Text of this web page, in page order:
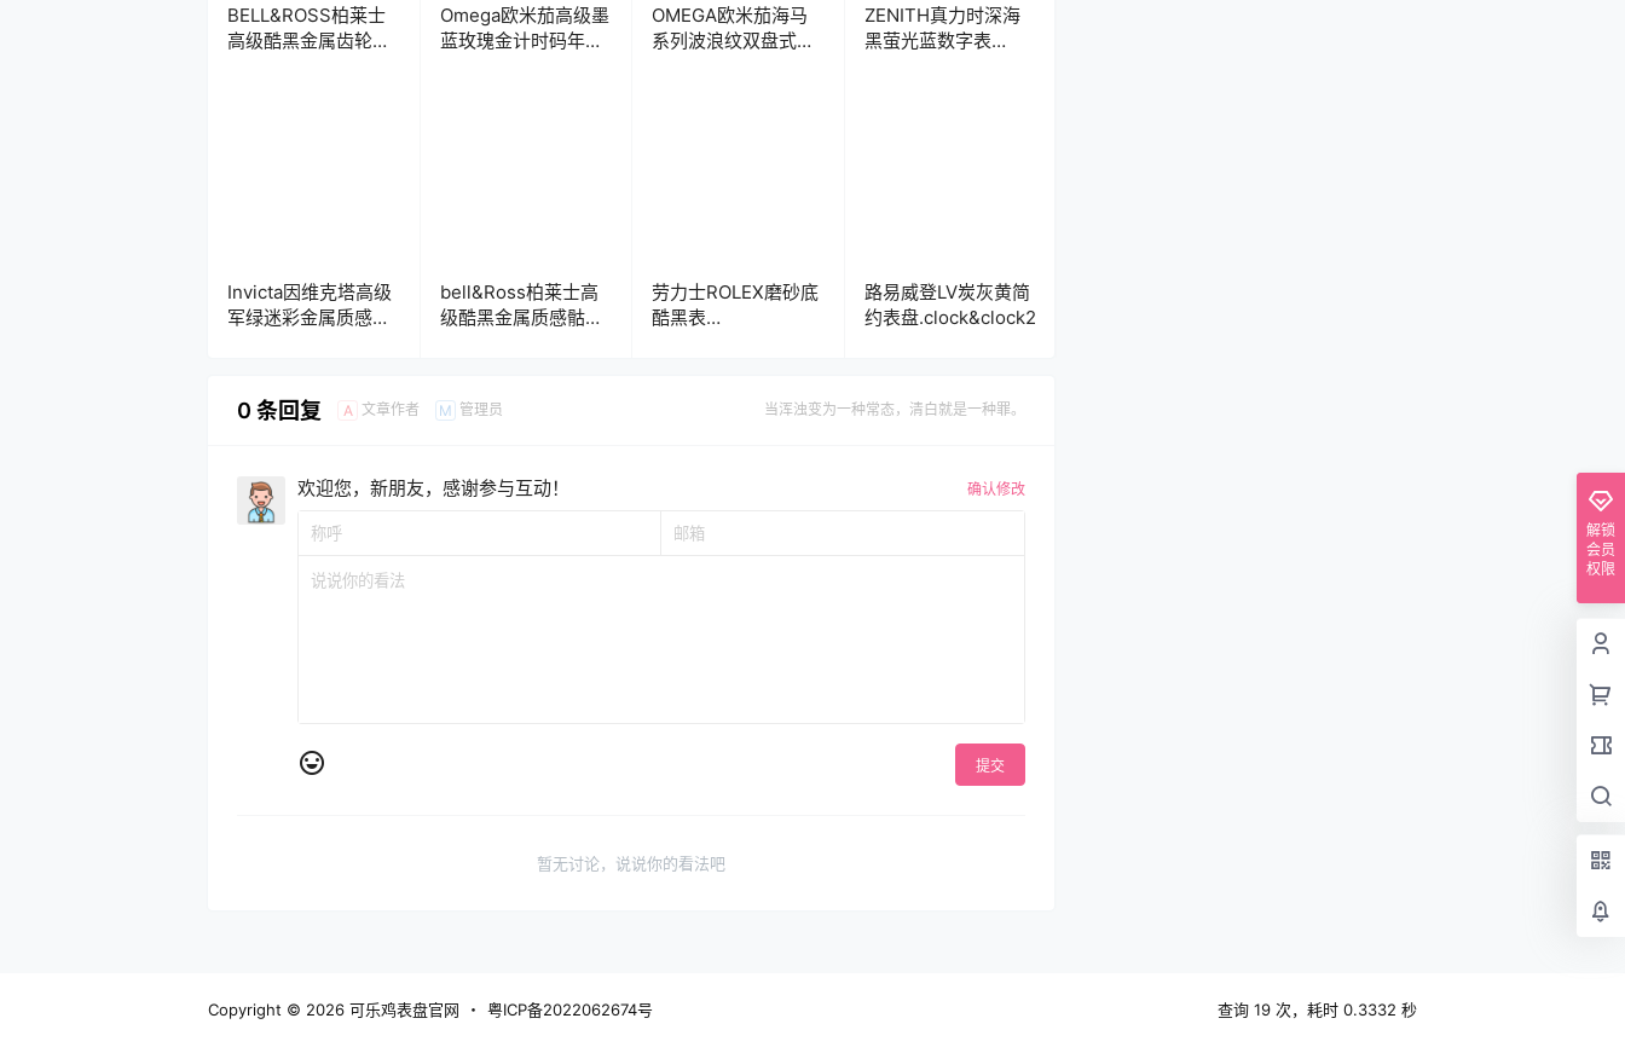
BELL&ROSS柏莱士
高级酷黑金属齿轮机
Omega欧米茄高级墨
蓝玫瑰金计时码年历
OMEGA欧米茄海马
系列波浪纹双盘式计
ZENITH真力时深海
黑萤光蓝数字表
Invicta因维克塔高级
军绿迷彩金属质感双
bell&Ross柏莱士高
级酷黑金属质感骷髅
劳力士ROLEX磨砂底
酷黑表
路易威登LV炭灰黄简
约表盘.clock&clock2
0 条回复 A 文章作者 M 管理员 当浑浊变为一种常态，清白就是一种罪。
欢迎您，新朋友，感谢参与互动！ 确认修改
提交
暂无讨论，说说你的看法吧
解锁
会员
权限
Copyright © 2026 可乐鸡表盘官网 ・ 粤ICP备2022062674号 查询 19 次，耗时 0.3332 秒